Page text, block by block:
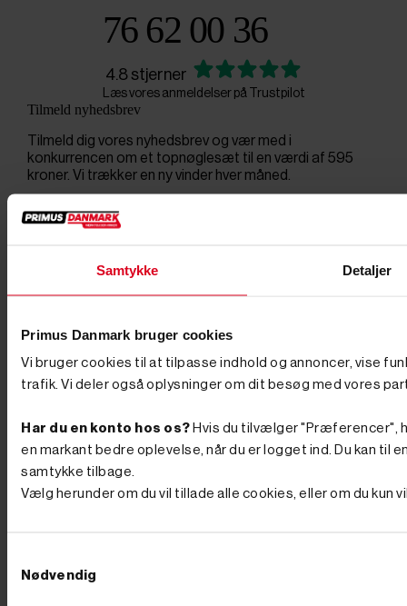
Samtykke Detaljer
Primus Danmark bruger cookies
Vi bruger cookies til at tilpasse indhold og annoncer, vise
trafik. Vi deler også oplysninger om dit besøg med vores
Har du en konto hos os? Hvis du tilvælger "Præferencer",
en markant bedre oplevelse, når du er logget ind. Du kan
samtykke tilbage.
Vælg herunder om du vil tillade alle cookies, eller om du kun
Nødvendig
76 62 00 36
4.8 stjerner
Læs vores anmeldelser på Trustpilot
Tilmeld nyhedsbrev
Tilmeld dig vores nyhedsbrev og vær med i
konkurrencen om et topnøglesæt til en værdi af 595
kroner. Vi trækker en ny vinder hver måned.
mail jf. vores persondatapolitik. Du kan til enhver tid trække dit
Primus Danmark
Industrivej 51
7080 Børkop
Åbningstider Butik
Man-Tors. 8:00-16:00
Fredag 8:00-14:30
Information